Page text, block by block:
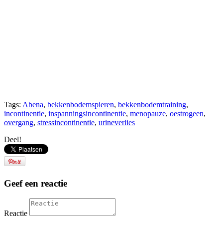
Tags: Abena, bekkenbodemspieren, bekkenbodemtraining,
incontinentie, inspanningsincontinentie, menopauze, oestrogeen,
overgang, stressincontinentie, urineverlies
Deel!
Geef een reactie
Reactie